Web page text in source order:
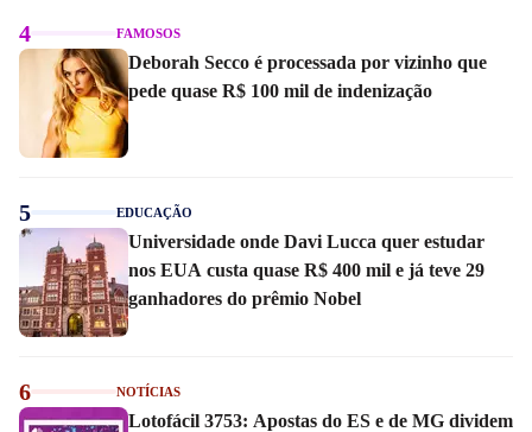
4 FAMOSOS
Deborah Secco é processada por vizinho que
pede quase R$ 100 mil de indenização
5 EDUCAÇÃO
Universidade onde Davi Lucca quer estudar
nos EUA custa quase R$ 400 mil e já teve 29
ganhadores do prêmio Nobel
6 NOTÍCIAS
Lotofácil 3753: Apostas do ES e de MG dividem